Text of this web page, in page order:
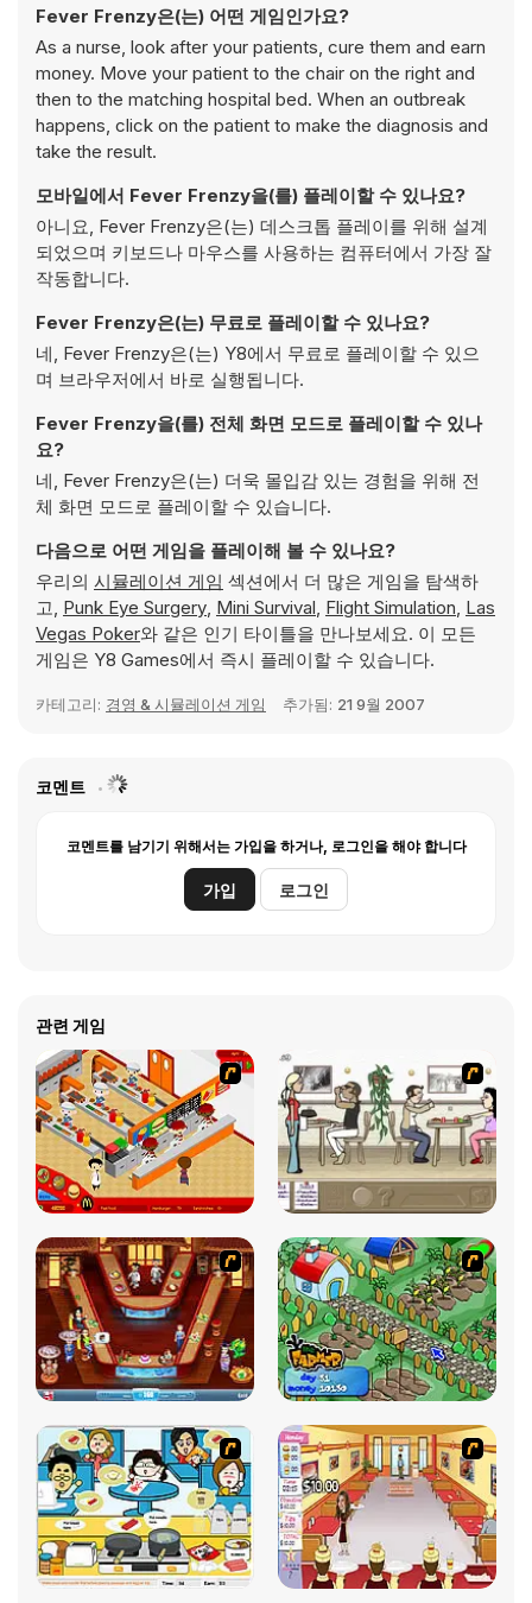
Fever Frenzy은(는) 어떤 게임인가요?
As a nurse, look after your patients, cure them and earn
money. Move your patient to the chair on the right and
then to the matching hospital bed. When an outbreak
happens, click on the patient to make the diagnosis and
take the result.
모바일에서 Fever Frenzy을(를) 플레이할 수 있나요?
아니요, Fever Frenzy은(는) 데스크톱 플레이를 위해 설계
되었으며 키보드나 마우스를 사용하는 컴퓨터에서 가장 잘
작동합니다.
Fever Frenzy은(는) 무료로 플레이할 수 있나요?
네, Fever Frenzy은(는) Y8에서 무료로 플레이할 수 있으
며 브라우저에서 바로 실행됩니다.
Fever Frenzy을(를) 전체 화면 모드로 플레이할 수 있나
요?
네, Fever Frenzy은(는) 더욱 몰입감 있는 경험을 위해 전
체 화면 모드로 플레이할 수 있습니다.
다음으로 어떤 게임을 플레이해 볼 수 있나요?
우리의 시뮬레이션 게임 섹션에서 더 많은 게임을 탐색하
고, Punk Eye Surgery, Mini Survival, Flight Simulation, Las
Vegas Poker와 같은 인기 타이틀을 만나보세요. 이 모든
게임은 Y8 Games에서 즉시 플레이할 수 있습니다.
카테고리: 경영 & 시뮬레이션 게임 추가됨: 21 9월 2007
코멘트
코멘트를 남기기 위해서는 가입을 하거나, 로그인을 해야 합니다
가입 로그인
관련 게임